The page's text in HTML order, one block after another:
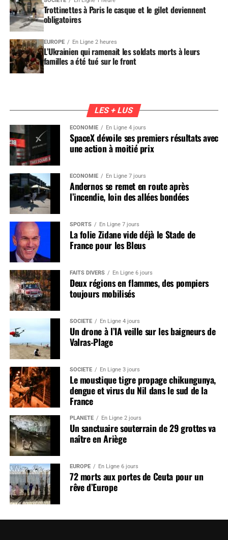
Trottinettes à Paris le casque et le gilet deviennent
obligatoires
EUROPE En Ligne 2 heures
L’Ukrainien qui ramenait les soldats morts à leurs
familles a été tué sur le front
LES + LUS
ÉCONOMIE En Ligne 4 jours
SpaceX dévoile ses premiers résultats avec
une action à moitié prix
ÉCONOMIE En Ligne 7 jours
Andernos se remet en route après
l’incendie, loin des allées bondées
SPORTS En Ligne 7 jours
La folie Zidane vide déjà le Stade de
France pour les Bleus
FAITS DIVERS En Ligne 6 jours
Deux régions en flammes, des pompiers
toujours mobilisés
SOCIÉTÉ En Ligne 4 jours
Un drone à l’IA veille sur les baigneurs de
Valras-Plage
SOCIÉTÉ En Ligne 3 jours
Le moustique tigre propage chikungunya,
dengue et virus du Nil dans le sud de la
France
PLANÈTE En Ligne 2 jours
Un sanctuaire souterrain de 29 grottes va
naître en Ariège
EUROPE En Ligne 6 jours
72 morts aux portes de Ceuta pour un
rêve d’Europe